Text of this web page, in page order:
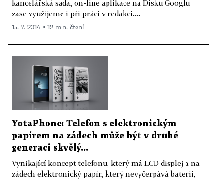
kancelářská sada, on-line aplikace na Disku Googlu
zase využijeme i při práci v redakci....
15. 7. 2014 ▪ 12 min. čtení
YotaPhone: Telefon s elektronickým
papírem na zádech může být v druhé
generaci skvělý...
Vynikající koncept telefonu, který má LCD displej a na
zádech elektronický papír, který nevyčerpává baterii,